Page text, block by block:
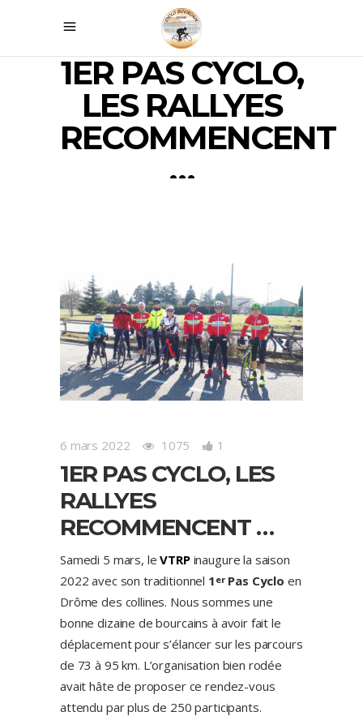
1ER PAS CYCLO,
LES RALLYES
RECOMMENCENT
…
6 mars 2022 1075 1
1ER PAS CYCLO, LES
RALLYES
RECOMMENCENT …
Samedi 5 mars, leVTRPinaugure la saison
2022 avec son traditionnel 1 erPas Cyclo en
Drôme des collines. Nous sommes une
bonne dizaine de bourcains à avoir fait le
déplacement pour s’élancer sur les parcours
de 73 à 95 km. L’organisation bien rodée
avait hâte de proposer ce rendez-vous
attendu par plus de 250 participants.